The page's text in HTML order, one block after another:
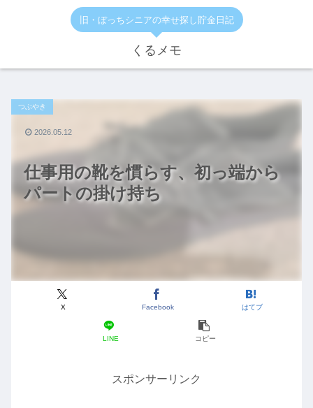
旧・ぼっちシニアの幸せ探し貯金日記
くるメモ
仕事用の靴を慣らす、初っ端から
パートの掛け持ち
つぶやき
X Facebook はてブ
LINE コピー
2026.05.12
スポンサーリンク